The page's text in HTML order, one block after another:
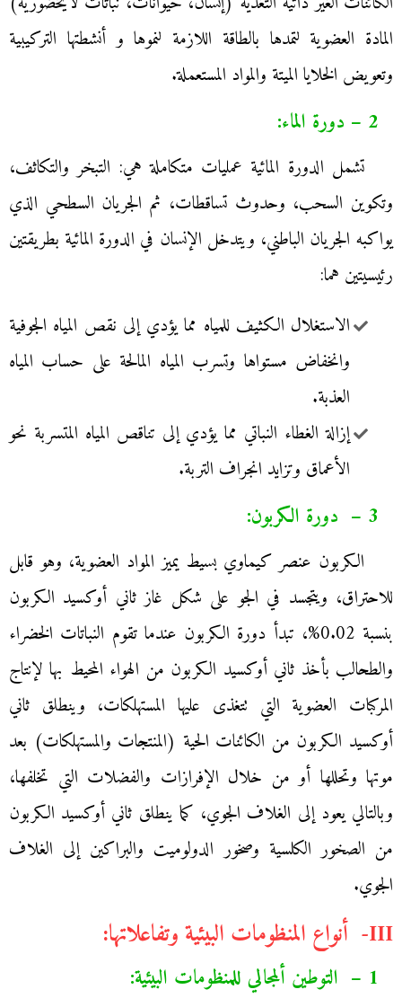
المادة العضوية لتمدها بالطاقة اللازمة لنموها و أنشطتها التركيبية
وتعويض الخلايا الميتة والمواد المستعملة.
2 – دورة الماء:
تشمل الدورة المائية عمليات متكاملة هي: التبخر والتكاثف،
وتكوين السحب، وحدوث تساقطات، ثم الجريان السطحي الذي
يواكبه الجريان الباطني، ويتدخل الإنسان في الدورة المائية بطريقتين
رئيسيتين هما:
الاستغلال الكثيف للمياه مما يؤدي إلى نقص المياه الجوفية
وانخفاض مستواها وتسرب المياه المالحة على حساب المياه
العذبة.
إزالة الغطاء النباتي مما يؤدي إلى تناقص المياه المتسربة نحو
الأعماق وتزايد انجراف التربة.
3 – دورة الكربون:
الكربون عنصر كيماوي بسيط يميز المواد العضوية، وهو قابل
للاحتراق، ويتجسد في الجو على شكل غاز ثاني أوكسيد الكربون
بنسبة 0.02%، تبدأ دورة الكربون عندما تقوم النباتات الخضراء
والطحالب بأخذ ثاني أوكسيد الكربون من الهواء المحيط بها لإنتاج
المركبات العضوية التي تتغذى عليها المستهلكات، وينطلق ثاني
أوكسيد الكربون من الكائنات الحية (المنتجات والمستهلكات) بعد
موتها وتحللها أو من خلال الإفرازات والفضلات التي تخلفها،
وبالتالي يعود إلى الغلاف الجوي، كما ينطلق ثاني أوكسيد الكربون
من الصخور الكلسية وصخور الدولوميت والبراكين إلى الغلاف
الجوي.
III- أنواع المنظومات البيئية وتفاعلاتها:
1 – التوطين ألمجالي للمنظومات البيئية: